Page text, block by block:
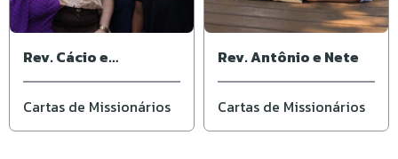
Rev. Cácio e
Elisângela
Cartas de Missionários
Rev. Antônio e Nete
Cartas de Missionários